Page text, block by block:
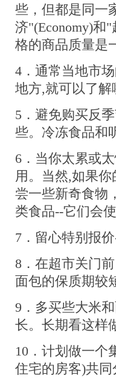
些，但都是同一
济"(Economy)和
格的商品质量是
4．通常当地市
地方,就可以了
5．避免购买反
些。冷冻食品和
6．当你太累或
用。当然,如果
尝一些新奇食物
类食品--它们会
7．留心特别报
8．在超市关门
面包的保质期较
9．多买些大米
长。长期看这样
10．计划做一个
住宅的房客)共